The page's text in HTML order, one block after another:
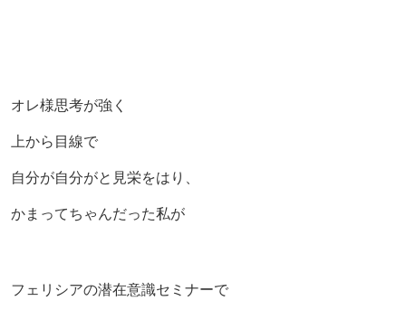
オレ様思考が強く
上から目線で
自分が自分がと見栄をはり、
かまってちゃんだった私が
フェリシアの潜在意識セミナーで